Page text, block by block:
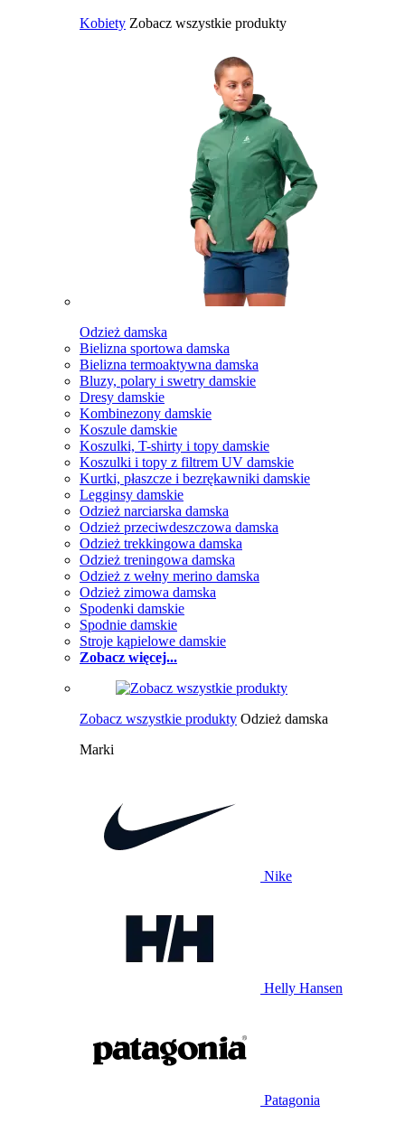
Kobiety Zobacz wszystkie produkty
Odzież damska
Bielizna sportowa damska
Bielizna termoaktywna damska
Bluzy, polary i swetry damskie
Dresy damskie
Kombinezony damskie
Koszule damskie
Koszulki, T-shirty i topy damskie
Koszulki i topy z filtrem UV damskie
Kurtki, płaszcze i bezrękawniki damskie
Legginsy damskie
Odzież narciarska damska
Odzież przeciwdeszczowa damska
Odzież trekkingowa damska
Odzież treningowa damska
Odzież z wełny merino damska
Odzież zimowa damska
Spodenki damskie
Spodnie damskie
Stroje kąpielowe damskie
Zobacz więcej...
Zobacz wszystkie produkty Odzież damska
Marki
Nike
Helly Hansen
Patagonia